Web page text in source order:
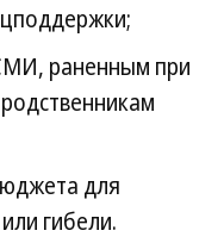
раненным при
для
гибели.